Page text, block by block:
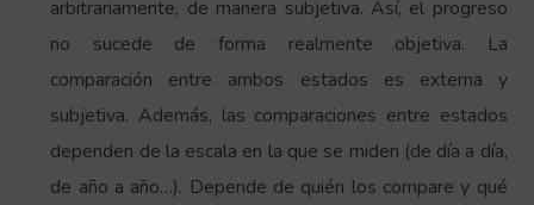
arbitrariamente, de manera subjetiva. Así, el progreso
no sucede de forma realmente objetiva. La
comparación entre ambos estados es externa y
subjetiva. Además, las comparaciones entre estados
dependen de la escala en la que se miden (de día a día,
de año a año…). Depende de quién los compare y qué